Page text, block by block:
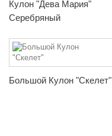
Кулон "Дева Мария"
Серебряный
Большой Кулон "Скелет"